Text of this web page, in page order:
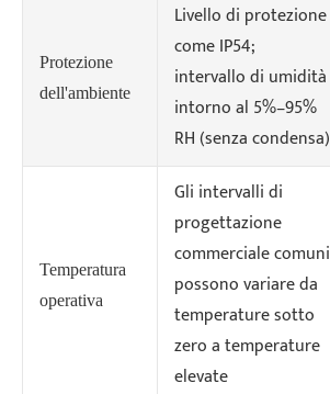
Protezione
dell'ambiente
Livello di protezione
come IP54;
intervallo di umidità
intorno al 5%–95%
RH (senza condensa)
Temperatura
operativa
Gli intervalli di
progettazione
commerciale comuni
possono variare da
temperature sotto
zero a temperature
elevate